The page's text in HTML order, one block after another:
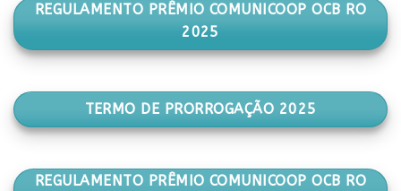
REGULAMENTO PRÊMIO COMUNICOOP OCB RO
2025
TERMO DE PRORROGAÇÃO 2025
REGULAMENTO PRÊMIO COMUNICOOP OCB RO